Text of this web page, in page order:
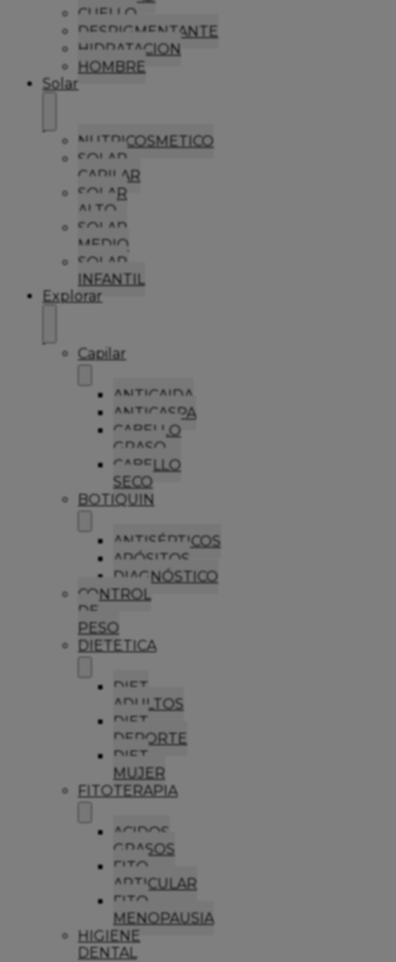
CUELLO
DESPIGMENTANTE
HIDRATACION
HOMBRE
Solar
NUTRICOSMETICO
SOLAR
CAPILAR
SOLAR
ALTO
SOLAR
MEDIO
SOLAR
INFANTIL
Explorar
Capilar
ANTICAIDA
ANTICASPA
CABELLO
GRASO
CABELLO
SECO
BOTIQUIN
ANTISÉPTICOS
APÓSITOS
DIAGNÓSTICO
CONTROL
DE
PESO
DIETETICA
DIET
ADULTOS
DIET
DEPORTE
DIET
MUJER
FITOTERAPIA
ACIDOS
GRASOS
FITO
ARTICULAR
FITO
MENOPAUSIA
HIGIENE
DENTAL